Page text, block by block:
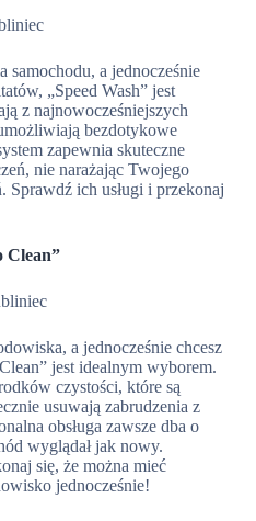
samochodu, a jednocześnie
„Speed Wash” jest
z najnowocześniejszych
bezdotykowe
zapewnia skuteczne
nie narażając Twojego
Sprawdź ich usługi i przekonaj
Clean”
a jednocześnie chcesz
jest idealnym wyborem.
czystości, które są
usuwają zabrudzenia z
obsługa zawsze dba o
wyglądał jak nowy.
się, że można mieć
jednocześnie!